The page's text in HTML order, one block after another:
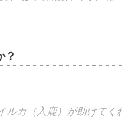
？
ルカ（入鹿）が助けて